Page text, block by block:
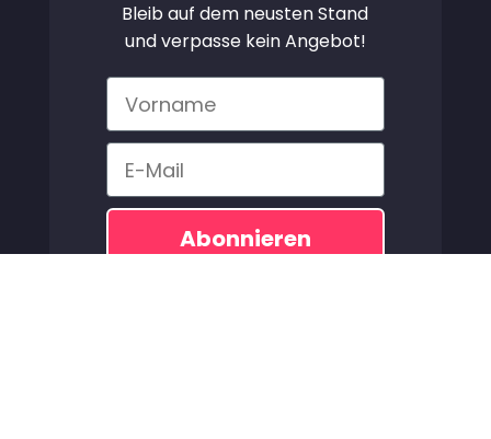
Bleib auf dem neusten Stand
und verpasse kein Angebot!
Vorname
Email
Abonnieren